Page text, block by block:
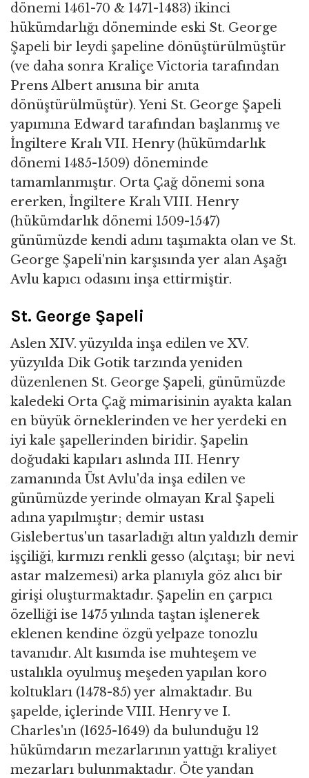
dönemi 1461-70 & 1471-1483) ikinci
hükümdarlığı döneminde eski St. George
Şapeli bir leydi şapeline dönüştürülmüştür
(ve daha sonra Kraliçe Victoria tarafından
Prens Albert anısına bir anıta
dönüştürülmüştür). Yeni St. George Şapeli
yapımına Edward tarafından başlanmış ve
İngiltere Kralı VII. Henry (hükümdarlık
dönemi 1485-1509) döneminde
tamamlanmıştır. Orta Çağ dönemi sona
ererken, İngiltere Kralı VIII. Henry
(hükümdarlık dönemi 1509-1547)
günümüzde kendi adını taşımakta olan ve St.
George Şapeli'nin karşısında yer alan Aşağı
Avlu kapıcı odasını inşa ettirmiştir.
St. George Şapeli
Aslen XIV. yüzyılda inşa edilen ve XV.
yüzyılda Dik Gotik tarzında yeniden
düzenlenen St. George Şapeli, günümüzde
kaledeki Orta Çağ mimarisinin ayakta kalan
en büyük örneklerinden ve her yerdeki en
iyi kale şapellerinden biridir. Şapelin
doğudaki kapıları aslında III. Henry
zamanında Üst Avlu'da inşa edilen ve
günümüzde yerinde olmayan Kral Şapeli
adına yapılmıştır; demir ustası
Gislebertus'un tasarladığı altın yaldızlı demir
işçiliği, kırmızı renkli gesso (alçıtaşı; bir nevi
astar malzemesi) arka planıyla göz alıcı bir
girişi oluşturmaktadır. Şapelin en çarpıcı
özelliği ise 1475 yılında taştan işlenerek
eklenen kendine özgü yelpaze tonozlu
tavanıdır. Alt kısımda ise muhteşem ve
ustalıkla oyulmuş meşeden yapılan koro
koltukları (1478-85) yer almaktadır. Bu
şapelde, içlerinde VIII. Henry ve I.
Charles'ın (1625-1649) da bulunduğu 12
hükümdarın mezarlarının yattığı kraliyet
mezarları bulunmaktadır. Öte yandan